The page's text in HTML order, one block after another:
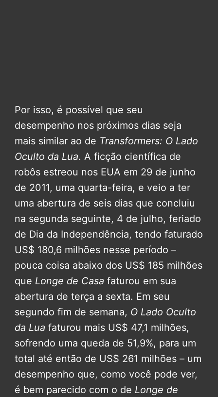
Por isso, é possível que seu
desempenho nos próximos dias seja
mais similar ao de Transformers: O Lado
Oculto da Lua. A ficção científica de
robôs estreou nos EUA em 29 de junho
de 2011, uma quarta-feira, e veio a ter
uma abertura de seis dias que concluiu
na segunda seguinte, 4 de julho, feriado
de Dia da Independência, tendo faturado
US$ 180,6 milhões nesse período –
pouca coisa abaixo dos US$ 185 milhões
que Longe de Casa faturou em sua
abertura de terça a sexta. Em seu
segundo fim de semana, O Lado Oculto
da Lua faturou mais US$ 47,1 milhões,
sofrendo uma queda de 51,9%, para um
total até então de US$ 261 milhões – um
desempenho que, como você pode ver,
é bem parecido com o de Longe de